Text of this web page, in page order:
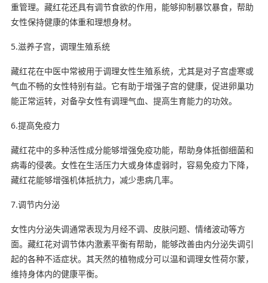
重管理。藏红花还具有调节食欲的作用，能够抑制暴饮暴食，帮助
女性保持健康的体重和理想身材。
5.滋养子宫，调理生殖系统
藏红花在中医中常被用于调理女性生殖系统，尤其是对子宫虚寒或
气血不畅的女性特别有益。它有助于增强子宫的健康，促进卵巢功
能正常运转，对备孕女性有调理气血、提高生育能力的功效。
6.提高免疫力
藏红花中的多种活性成分能够增强免疫功能，帮助身体抵御细菌和
病毒的侵袭。女性在生活压力大或身体虚弱时，容易免疫力下降，
藏红花能够增强机体抵抗力，减少患病几率。
7.调节内分泌
女性内分泌失调通常表现为月经不调、皮肤问题、情绪波动等方
面。藏红花对调节体内激素平衡有帮助，能够改善由内分泌失调引
起的各种不适症状。其天然的植物成分可以温和调理女性荷尔蒙，
维持身体内的健康平衡。